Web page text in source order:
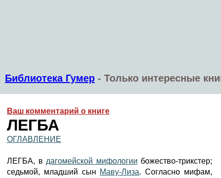
Библиотека Гумер - Только интересные
Ваш комментарий о книге
ЛЕГБА
ОГЛАВЛЕНИЕ
ЛЕГБА, в дагомейской мифологии божество-трикстер;
седьмой, младший сын Маву-Лиза. Согласно мифам,